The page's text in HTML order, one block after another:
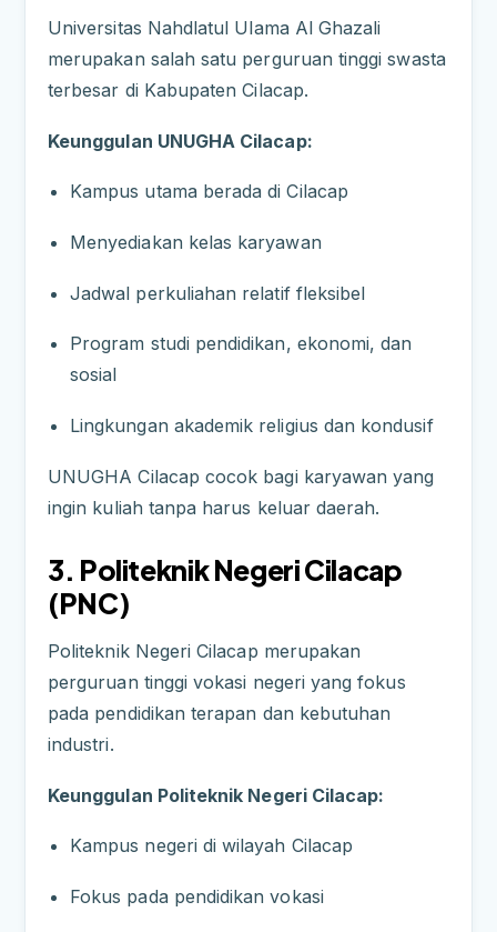
Universitas Nahdlatul Ulama Al Ghazali
merupakan salah satu perguruan tinggi swasta
terbesar di Kabupaten Cilacap.
Keunggulan UNUGHA Cilacap:
Kampus utama berada di Cilacap
Menyediakan kelas karyawan
Jadwal perkuliahan relatif fleksibel
Program studi pendidikan, ekonomi, dan
sosial
Lingkungan akademik religius dan kondusif
UNUGHA Cilacap cocok bagi karyawan yang
ingin kuliah tanpa harus keluar daerah.
3. Politeknik Negeri Cilacap
(PNC)
Politeknik Negeri Cilacap merupakan
perguruan tinggi vokasi negeri yang fokus
pada pendidikan terapan dan kebutuhan
industri.
Keunggulan Politeknik Negeri Cilacap:
Kampus negeri di wilayah Cilacap
Fokus pada pendidikan vokasi